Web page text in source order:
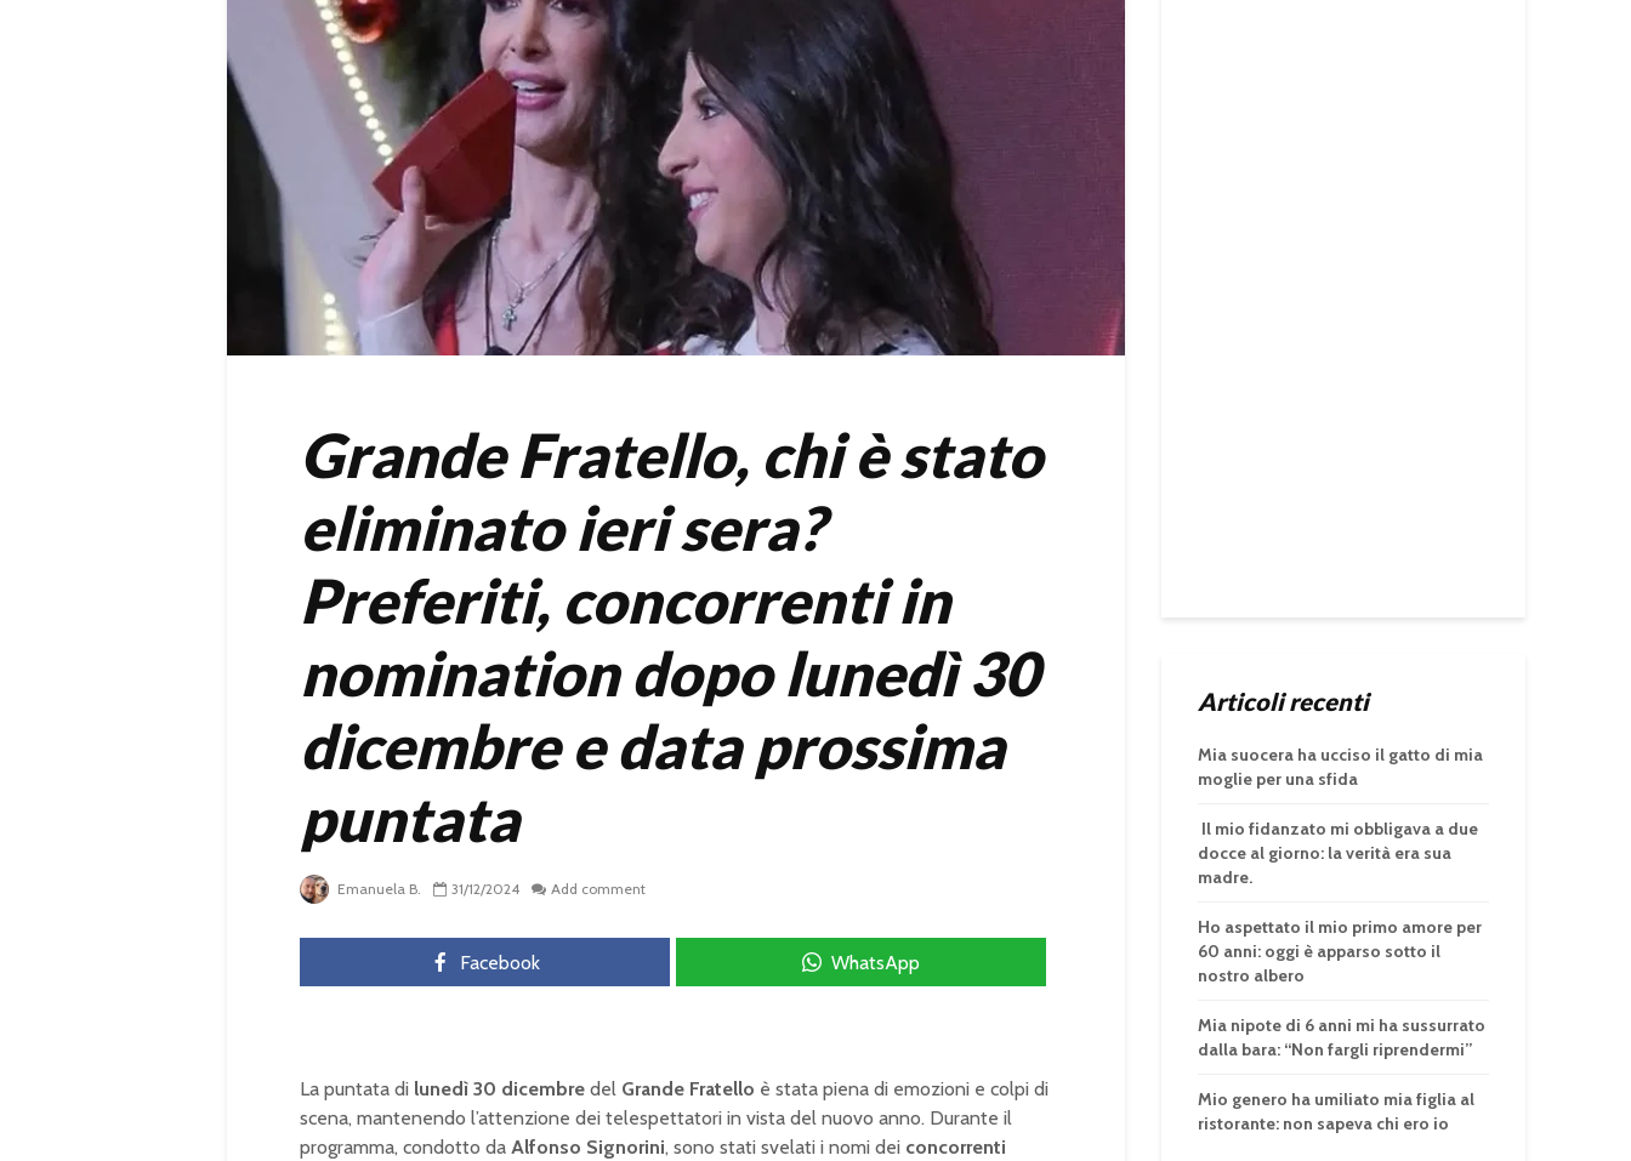
Grande Fratello, chi è stato
eliminato ieri sera?
Preferiti, concorrenti in
nomination dopo lunedì 30
dicembre e data prossima
puntata
Emanuela B. 31/12/2024 Add comment
Facebook WhatsApp
La puntata di lunedì 30 dicembre del Grande Fratello è stata piena di emozioni e colpi di
scena, mantenendo l’attenzione dei telespettatori in vista del nuovo anno. Durante il
programma, condotto da Alfonso Signorini, sono stati svelati i nomi dei concorrenti
Articoli recenti
Mia suocera ha ucciso il gatto di mia
moglie per una sfida
Il mio fidanzato mi obbligava a due
docce al giorno: la verità era sua
madre.
Ho aspettato il mio primo amore per
60 anni: oggi è apparso sotto il
nostro albero
Mia nipote di 6 anni mi ha sussurrato
dalla bara: “Non fargli riprendermi”
Mio genero ha umiliato mia figlia al
ristorante: non sapeva chi ero io